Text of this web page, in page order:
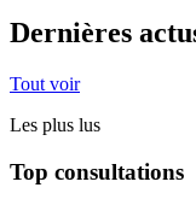
Dernières
Tout voir
Les plus lus
Top consultations